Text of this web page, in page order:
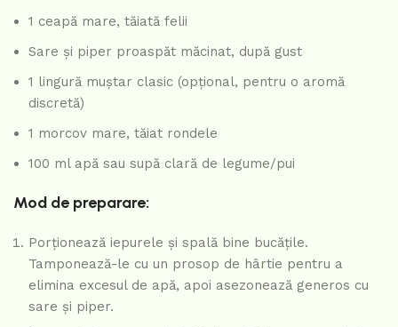
1 ceapă mare, tăiată felii
Sare și piper proaspăt măcinat, după gust
1 lingură muștar clasic (opțional, pentru o aromă
discretă)
1 morcov mare, tăiat rondele
100 ml apă sau supă clară de legume/pui
Mod de preparare:
Porționează iepurele și spală bine bucățile.
Tamponează-le cu un prosop de hârtie pentru a
elimina excesul de apă, apoi asezonează generos cu
sare și piper.